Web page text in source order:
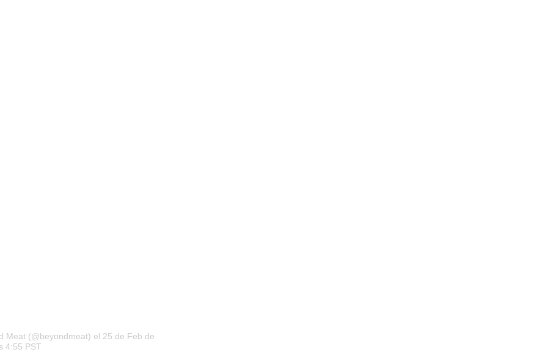
Meat (@beyondmeat) el 25 de Feb de
4:55 PST